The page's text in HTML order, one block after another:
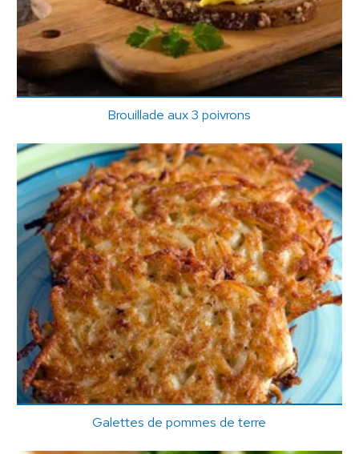
Brouillade aux 3 poivrons
Galettes de pommes de terre